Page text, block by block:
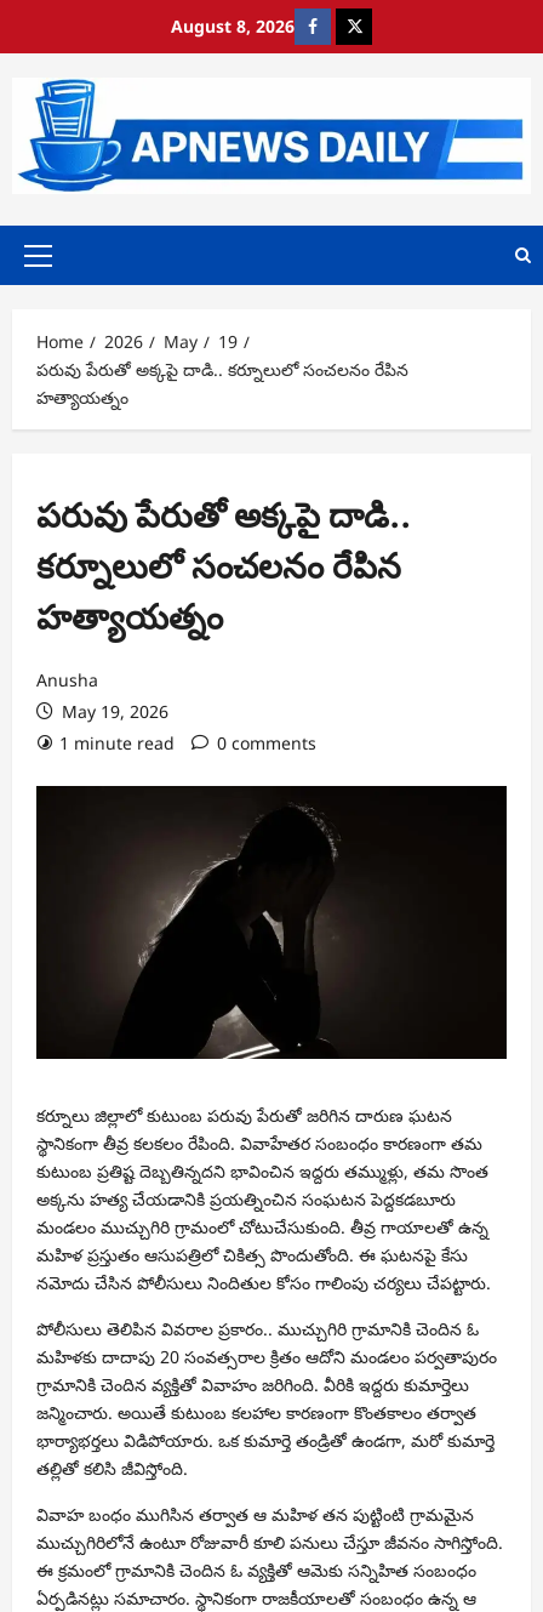
August 8, 2026 https://www.facebook.com/
https://x.com/
Primary
Home 2026 May
19
పరువు పేరుతో అక్కపై దాడి.. కర్నూలులో సంచలనం రేపిన
హత్యాయత్నం
పరువు పేరుతో అక్కపై దాడి..
కర్నూలులో సంచలనం రేపిన
హత్యాయత్నం
Anusha
May 19, 2026
1 minute read
0 comments
కర్నూలు జిల్లాలో కుటుంబ పరువు పేరుతో జరిగిన దారుణ ఘటన
స్థానికంగా తీవ్ర కలకలం రేపింది. వివాహేతర సంబంధం కారణంగా తమ
కుటుంబ ప్రతిష్ట దెబ్బతిన్నదని భావించిన ఇద్దరు తమ్ముళ్లు, తమ సొంత
అక్కను హత్య చేయడానికి ప్రయత్నించిన సంఘటన పెద్దకడబూరు
మండలం ముచ్చుగిరి గ్రామంలో చోటుచేసుకుంది. తీవ్ర గాయాలతో ఉన్న
మహిళ ప్రస్తుతం ఆసుపత్రిలో చికిత్స పొందుతోంది. ఈ ఘటనపై కేసు
నమోదు చేసిన పోలీసులు నిందితుల కోసం గాలింపు చర్యలు చేపట్టారు.
పోలీసులు తెలిపిన వివరాల ప్రకారం.. ముచ్చుగిరి గ్రామానికి చెందిన ఓ
మహిళకు దాదాపు 20 సంవత్సరాల క్రితం ఆదోని మండలం పర్వతాపురం
గ్రామానికి చెందిన వ్యక్తితో వివాహం జరిగింది. వీరికి ఇద్దరు కుమార్తెలు
జన్మించారు. అయితే కుటుంబ కలహాల కారణంగా కొంతకాలం తర్వాత
భార్యాభర్తలు విడిపోయారు. ఒక కుమార్తె తండ్రితో ఉండగా, మరో కుమార్తె
తల్లితో కలిసి జీవిస్తోంది.
వివాహ బంధం ముగిసిన తర్వాత ఆ మహిళ తన పుట్టింటి గ్రామమైన
ముచ్చుగిరిలోనే ఉంటూ రోజువారీ కూలి పనులు చేస్తూ జీవనం సాగిస్తోంది.
ఈ క్రమంలో గ్రామానికి చెందిన ఓ వ్యక్తితో ఆమెకు సన్నిహిత సంబంధం
ఏర్పడినట్లు సమాచారం. స్థానికంగా రాజకీయాలతో సంబంధం ఉన్న ఆ